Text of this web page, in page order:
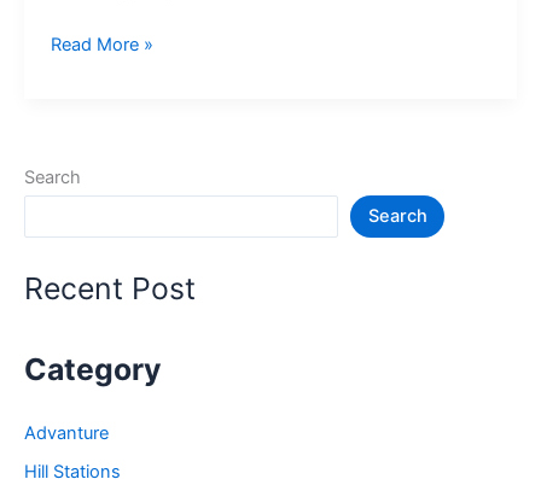
10+
जगह
Places
Read More »
Search
Search
Recent Post
Category
Advanture
Hill Stations